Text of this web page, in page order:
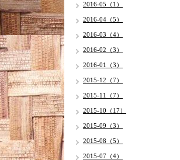
2016-05（1）
2016-04（5）
2016-03（4）
2016-02（3）
2016-01（3）
2015-12（7）
2015-11（7）
2015-10（17）
2015-09（3）
2015-08（5）
2015-07（4）